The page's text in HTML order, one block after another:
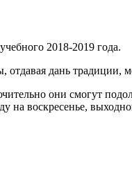
2018-2019 года.
дань традиции,
они смогут
на воскресенье,